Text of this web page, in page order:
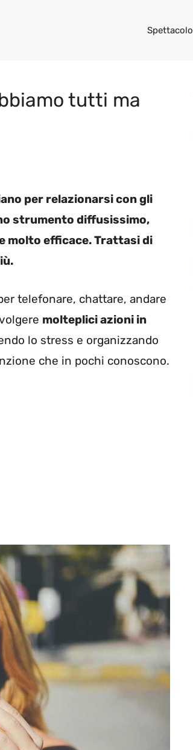
Spettacolo
tutti ma
per relazionarsi con gli
strumento diffusissimo,
molto efficace. Trattasi di
telefonare, chattare, andare
molteplici azioni in
lo stress e organizzando
che in pochi conoscono.